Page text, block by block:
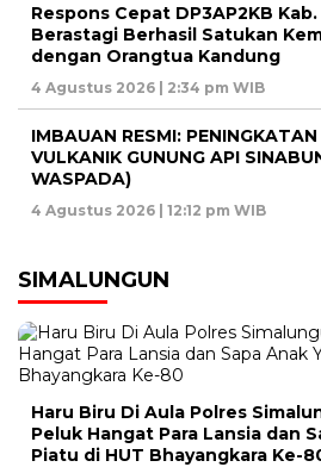
Respons Cepat DP3AP2KB
Berastagi Berhasil Satukan
dengan Orangtua Kandung
4 Agustus 2026 | 2:34 pm WIB
IMBAUAN RESMI:
VULKANIK GUNUNG API
WASPADA)
4 Agustus 2026 | 12:12 pm WIB
SIMALUNGUN
Haru Biru Di Aula Polres
Peluk Hangat Para Lansia dan
Piatu di HUT Bhayangkara Ke-